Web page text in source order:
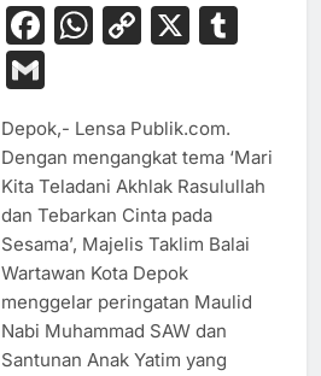
Facebook
WhatsApp
Copy
X
Gmail
Depok,- Lensa Publik.com.
Dengan mengangkat tema ‘Mari
Kita Teladani Akhlak Rasulullah
dan Tebarkan Cinta pada
Sesama’, Majelis Taklim Balai
Wartawan Kota Depok
menggelar peringatan Maulid
Nabi Muhammad SAW dan
Santunan Anak Yatim yang